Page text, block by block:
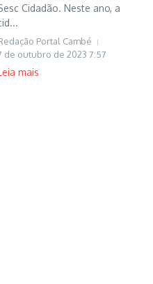
Cidadão. Neste ano, a
Portal Cambé
de outubro de 2023 7:57
mais